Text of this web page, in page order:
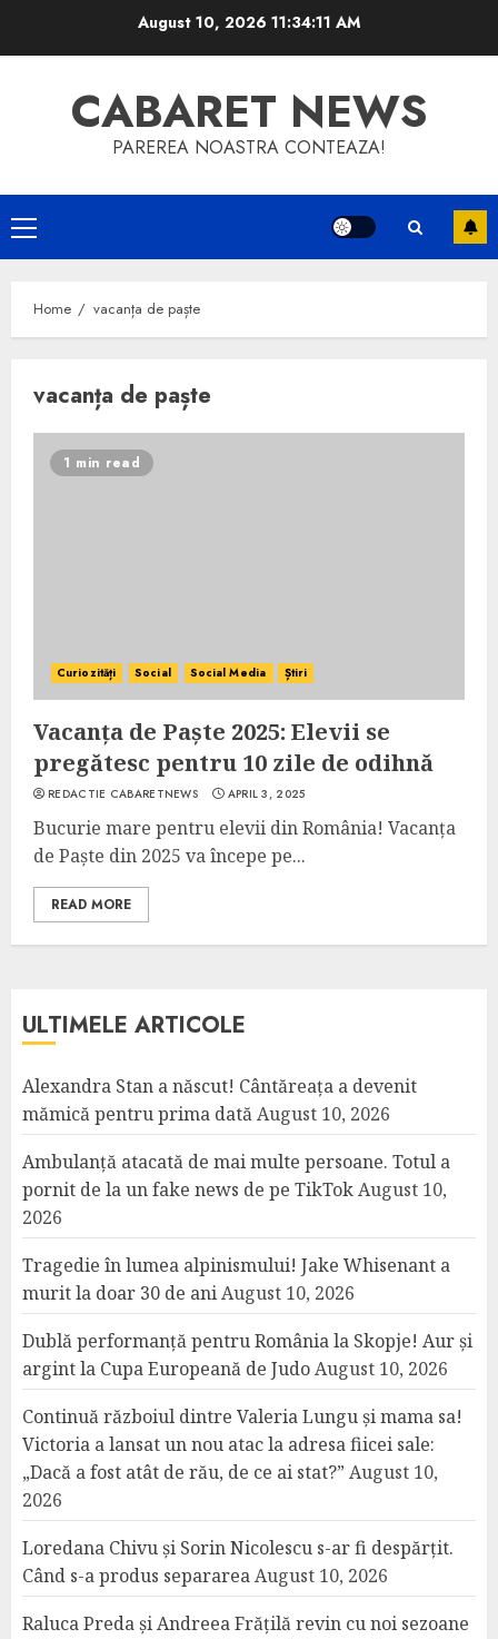
August 10, 2026 11:34:11 AM
CABARET NEWS
PAREREA NOASTRA CONTEAZA!
Primary
Menu
Home vacanța de paște
vacanța de paște
1 min read
Curiozități Social Social Media Știri
Vacanța de Paște 2025: Elevii se
pregătesc pentru 10 zile de odihnă
REDACTIE CABARETNEWS APRIL 3, 2025
Bucurie mare pentru elevii din România! Vacanța
de Paște din 2025 va începe pe...
READ MORE
ULTIMELE ARTICOLE
Alexandra Stan a născut! Cântăreața a devenit
mămică pentru prima datăAugust 10, 2026
Ambulanță atacată de mai multe persoane. Totul a
pornit de la un fake news de pe TikTokAugust 10,
2026
Tragedie în lumea alpinismului! Jake Whisenant a
murit la doar 30 de aniAugust 10, 2026
Dublă performanță pentru România la Skopje! Aur și
argint la Cupa Europeană de JudoAugust 10, 2026
Continuă războiul dintre Valeria Lungu și mama sa!
Victoria a lansat un nou atac la adresa fiicei sale:
„Dacă a fost atât de rău, de ce ai stat?” August 10,
2026
Loredana Chivu și Sorin Nicolescu s-ar fi despărțit.
Când s-a produs separareaAugust 10, 2026
Raluca Preda și Andreea Frățilă revin cu noi sezoane